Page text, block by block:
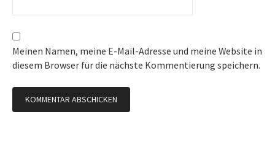
Meinen Namen, meine E-Mail-Adresse und meine Website in
diesem Browser für die nächste Kommentierung speichern.